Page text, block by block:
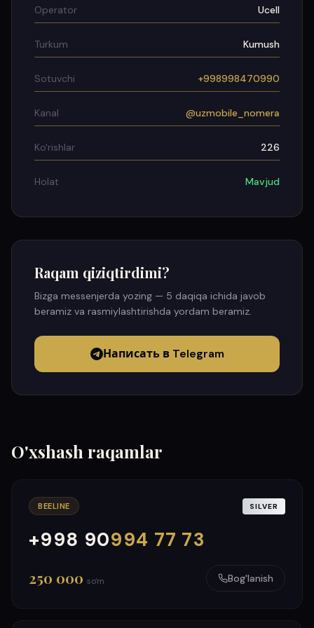
Operator Ucell
Turkum Kumush
Sotuvchi +998998470990
Kanal @uzmobile_nomera
Ko'rishlar 226
Holat Mavjud
Raqam qiziqtirdimi?
Bizga messenjerda yozing — 5 daqiqa ichida javob
beramiz va rasmiylashtirishda yordam beramiz.
Написать в Telegram
O'xshash raqamlar
BEELINE SILVER
+998 90994 77 73
000
999
250 000 so'm Bog'lanish